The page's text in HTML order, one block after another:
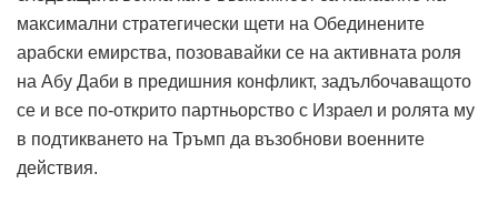
максимални стратегически щети на Обединените
арабски емирства, позовавайки се на активната роля
на Абу Даби в предишния конфликт, задълбочаващото
се и все по-открито партньорство с Израел и ролята му
в подтикването на Тръмп да възобнови военните
действия.